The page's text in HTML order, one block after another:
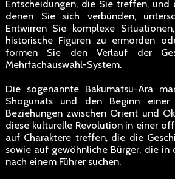
Entscheidungen, die Sie treffen, und
denen Sie sich verbünden,
Entwirren Sie komplexe
historische Figuren zu ermorden
formen Sie den Verlauf der
Mehrfachauswahl-System.
Die sogenannte Bakumatsu-Ära
Shogunats und den Beginn
Beziehungen zwischen Orient und
diese kulturelle Revolution in einer
auf Charaktere treffen, die die
sowie auf gewöhnliche Bürger, die in
nach einem Führer suchen.